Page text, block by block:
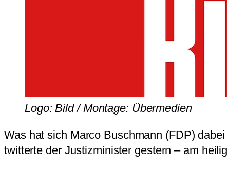
Logo: Bild / Montage: Übermedien
Was hat sich Marco Buschmann (FDP)
twitterte der Justizminister gestern – am